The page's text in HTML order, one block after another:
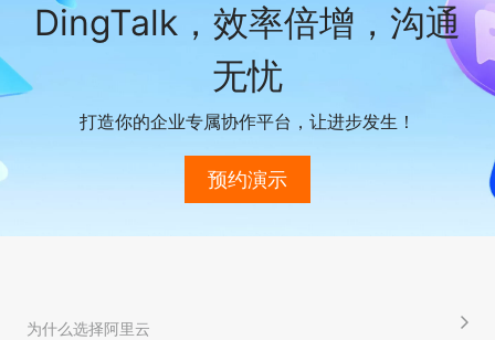
DingTalk，效率倍增，沟通
无忧
打造你的企业专属协作平台，让进步发生！
预约演示
为什么选择阿里云